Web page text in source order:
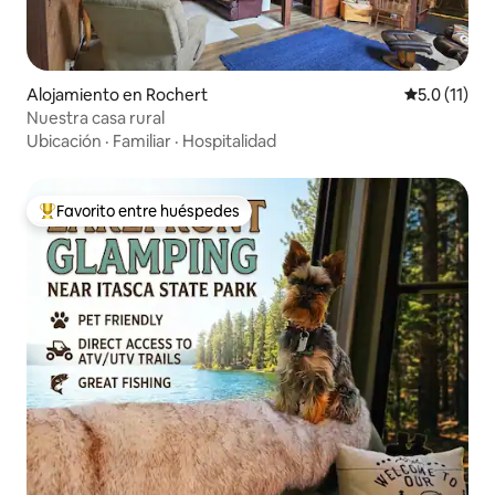
Alojamiento en Rochert Calificación
5.0 (11)
Nuestra casa rural
Ubicación · Familiar · Hospitalidad
Favorito entre huéspedes preferido
Favorito entre huéspedes